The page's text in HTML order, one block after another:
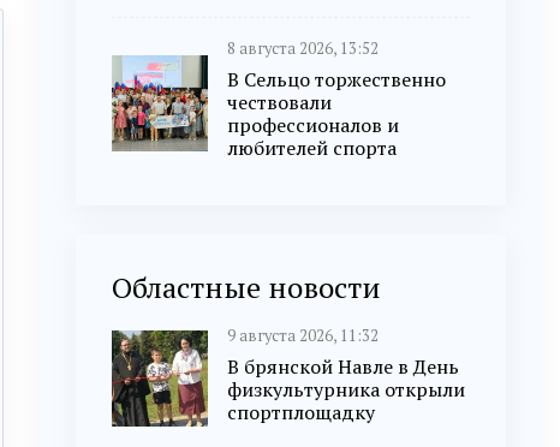
8 августа 2026, 13:52
В Сельцо торжественно
чествовали
профессионалов и
любителей спорта
Областные новости
9 августа 2026, 11:32
В брянской Навле в День
физкультурника открыли
спортплощадку